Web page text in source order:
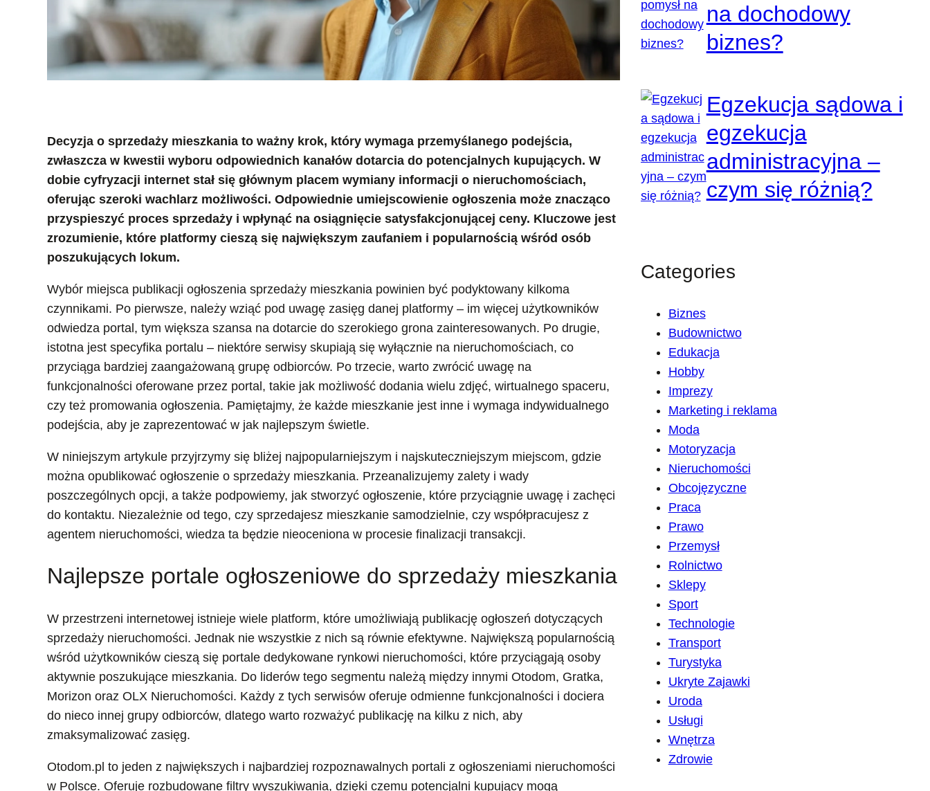
Decyzja o sprzedaży mieszkania to ważny krok, który wymaga przemyślanego podejścia,
zwłaszcza w kwestii wyboru odpowiednich kanałów dotarcia do potencjalnych kupujących. W
dobie cyfryzacji internet stał się głównym placem wymiany informacji o nieruchomościach,
oferując szeroki wachlarz możliwości. Odpowiednie umiejscowienie ogłoszenia może znacząco
przyspieszyć proces sprzedaży i wpłynąć na osiągnięcie satysfakcjonującej ceny. Kluczowe jest
zrozumienie, które platformy cieszą się największym zaufaniem i popularnością wśród osób
poszukujących lokum.
Wybór miejsca publikacji ogłoszenia sprzedaży mieszkania powinien być podyktowany kilkoma
czynnikami. Po pierwsze, należy wziąć pod uwagę zasięg danej platformy – im więcej użytkowników
odwiedza portal, tym większa szansa na dotarcie do szerokiego grona zainteresowanych. Po drugie,
istotna jest specyfika portalu – niektóre serwisy skupiają się wyłącznie na nieruchomościach, co
przyciąga bardziej zaangażowaną grupę odbiorców. Po trzecie, warto zwrócić uwagę na
funkcjonalności oferowane przez portal, takie jak możliwość dodania wielu zdjęć, wirtualnego spaceru,
czy też promowania ogłoszenia. Pamiętajmy, że każde mieszkanie jest inne i wymaga indywidualnego
podejścia, aby je zaprezentować w jak najlepszym świetle.
W niniejszym artykule przyjrzymy się bliżej najpopularniejszym i najskuteczniejszym miejscom, gdzie
można opublikować ogłoszenie o sprzedaży mieszkania. Przeanalizujemy zalety i wady
poszczególnych opcji, a także podpowiemy, jak stworzyć ogłoszenie, które przyciągnie uwagę i zachęci
do kontaktu. Niezależnie od tego, czy sprzedajesz mieszkanie samodzielnie, czy współpracujesz z
agentem nieruchomości, wiedza ta będzie nieoceniona w procesie finalizacji transakcji.
Najlepsze portale ogłoszeniowe do sprzedaży mieszkania
W przestrzeni internetowej istnieje wiele platform, które umożliwiają publikację ogłoszeń dotyczących
sprzedaży nieruchomości. Jednak nie wszystkie z nich są równie efektywne. Największą popularnością
wśród użytkowników cieszą się portale dedykowane rynkowi nieruchomości, które przyciągają osoby
aktywnie poszukujące mieszkania. Do liderów tego segmentu należą między innymi Otodom, Gratka,
Morizon oraz OLX Nieruchomości. Każdy z tych serwisów oferuje odmienne funkcjonalności i dociera
do nieco innej grupy odbiorców, dlatego warto rozważyć publikację na kilku z nich, aby
zmaksymalizować zasięg.
Otodom.pl to jeden z największych i najbardziej rozpoznawalnych portali z ogłoszeniami nieruchomości
w Polsce. Oferuje rozbudowane filtry wyszukiwania, dzięki czemu potencjalni kupujący mogą
na dochodowy
biznes?
Egzekucja sądowa i
egzekucja
administracyjna –
czym się różnią?
Categories
Biznes
Budownictwo
Edukacja
Hobby
Imprezy
Marketing i reklama
Moda
Motoryzacja
Nieruchomości
Obcojęzyczne
Praca
Prawo
Przemysł
Rolnictwo
Sklepy
Sport
Technologie
Transport
Turystyka
Ukryte Zajawki
Uroda
Usługi
Wnętrza
Zdrowie